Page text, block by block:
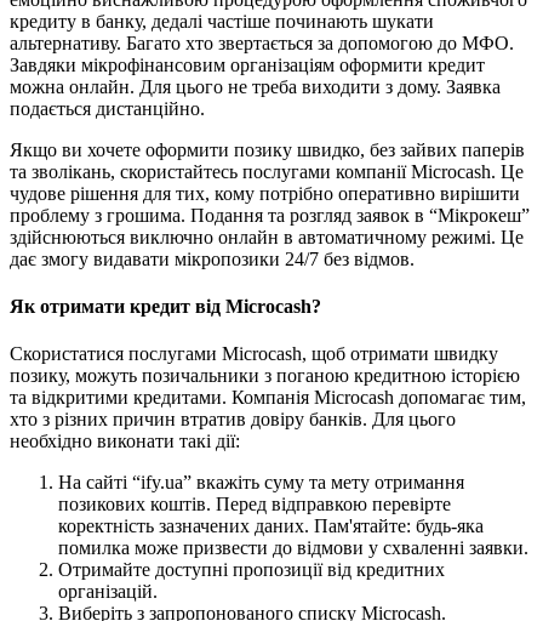
кредиту в банку, дедалі частіше починають шукати
альтернативу. Багато хто звертається за допомогою до МФО.
Завдяки мікрофінансовим організаціям оформити кредит
можна онлайн. Для цього не треба виходити з дому. Заявка
подається дистанційно.
Якщо ви хочете оформити позику швидко, без зайвих паперів
та зволікань, скористайтесь послугами компанії Microcash. Це
чудове рішення для тих, кому потрібно оперативно вирішити
проблему з грошима. Подання та розгляд заявок в “Мікрокеш”
здійснюються виключно онлайн в автоматичному режимі. Це
дає змогу видавати мікропозики 24/7 без відмов.
Як отримати кредит від Microcash?
Скористатися послугами Microcash, щоб отримати швидку
позику, можуть позичальники з поганою кредитною історією
та відкритими кредитами. Компанія Microcash допомагає тим,
хто з різних причин втратив довіру банків. Для цього
необхідно виконати такі дії:
На сайті “ify.ua” вкажіть суму та мету отримання
позикових коштів. Перед відправкою перевірте
коректність зазначених даних. Пам'ятайте: будь-яка
помилка може призвести до відмови у схваленні заявки.
Отримайте доступні пропозиції від кредитних
організацій.
Виберіть з запропонованого списку Microcash.